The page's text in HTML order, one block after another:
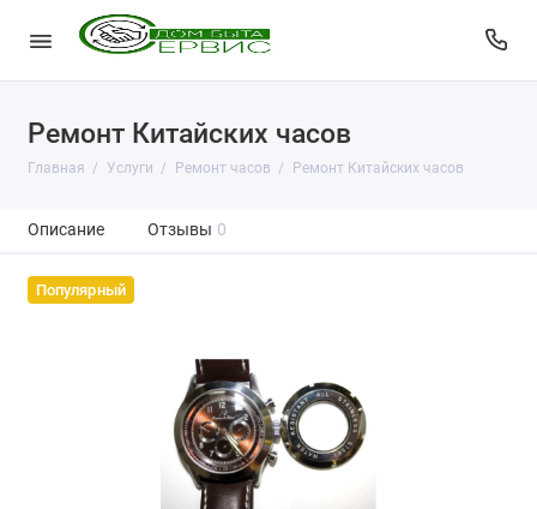
Ремонт Китайских часов
Главная Услуги Ремонт часов Ремонт Китайских часов
Описание Отзывы 0
Популярный